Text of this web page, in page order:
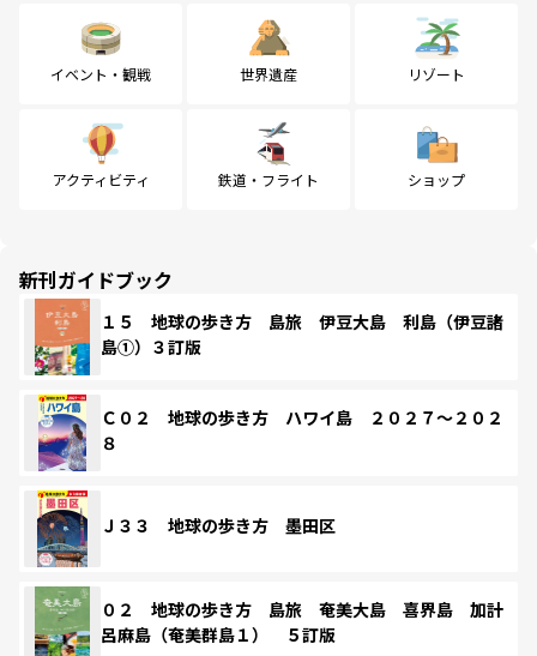
イベント・観戦 世界遺産 リゾート
アクティビティ 鉄道・フライト ショップ
新刊ガイドブック
１５ 地球の歩き方 島旅 伊豆大島 利島（伊豆諸
島①）３訂版
Ｃ０２ 地球の歩き方 ハワイ島 ２０２７～２０２
８
Ｊ３３ 地球の歩き方 墨田区
０２ 地球の歩き方 島旅 奄美大島 喜界島 加計
呂麻島（奄美群島１） ５訂版